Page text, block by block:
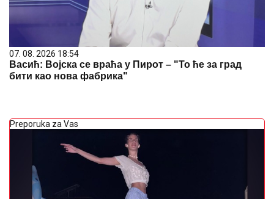
07. 08. 2026 18:54
Васић: Војска се враћа у Пирот – "То ће за град
бити као нова фабрика"
Preporuka za Vas